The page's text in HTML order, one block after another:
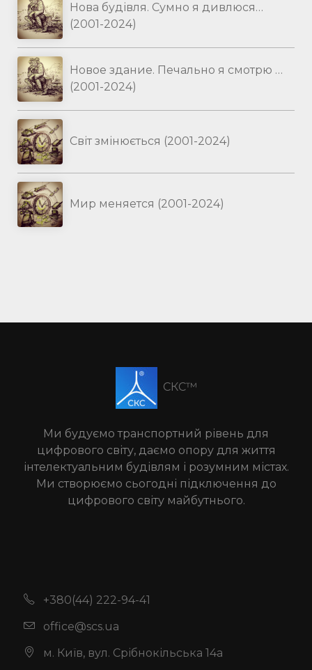
Нова будівля. Сумно я дивлюся…
(2001-2024)
Новое здание. Печально я смотрю …
(2001-2024)
Світ змінюється (2001-2024)
Мир меняется (2001-2024)
СКС™
Ми будуємо транспортний рівень для
цифрового світу, даємо опору для життя
інтелектуальним будівлям і розумним містах.
Ми створюємо сьогодні підключення до
цифрового світу майбутнього.
+380(44) 222-94-41
office@scs.ua
м. Київ, вул. Срібнокільська 14а